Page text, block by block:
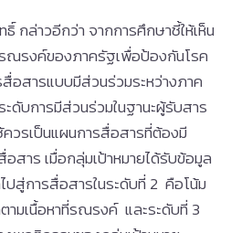
ล่าวอีกว่า จากการศึกษาชี้ให้เห็น
ณรงค์ของภาครัฐเพื่อป้องกันโรค
อสารแบบมีส่วนร่วมระหว่างภาค
ดับการมีส่วนร่วมในฐานะผู้รับสาร
วรเป็นแผนการสื่อสารที่ต้องมี
สาร เมื่อกลุ่มเป้าหมายได้รับข้อมูล
ปสู่การสื่อสารในระดับที่ 2 คือโน้ม
ตามเนื้อหาที่รณรงค์ และระดับที่ 3